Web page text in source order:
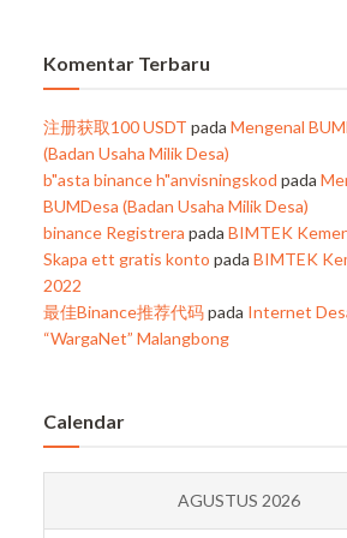
Komentar Terbaru
注册获取100 USDT pada Mengenal
(Badan Usaha Milik Desa)
b"asta binance h"anvisningskod pada
BUMDesa (Badan Usaha Milik Desa)
binance Registrera pada BIMTEK
Skapa ett gratis konto pada BIMTEK
2022
最佳Binance推荐代码pada Internet
“WargaNet” Malangbong
Calendar
AGUSTUS 2026